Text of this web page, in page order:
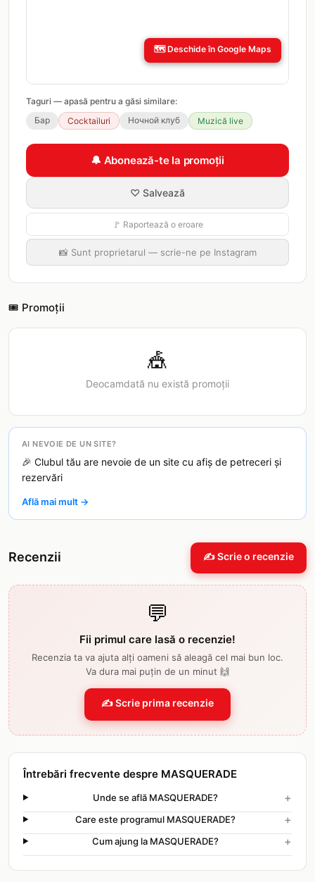
🗺️Deschide în Google Maps
Taguri — apasă pentru a găsi similare:
Бар
Cocktailuri Ночной клуб Muzică live
🔔 Abonează-te la promoții
♡ Salvează
🚩 Raportează o eroare
📸 Sunt proprietarul — scrie-ne pe Instagram
🎟️ Promoții
🎪
Deocamdată nu există promoții
AI NEVOIE DE UN SITE?
🎉 Clubul tău are nevoie de un site cu afiș de petreceri și
rezervări
Află mai mult →
Recenzii ✍️ Scrie o recenzie
💬
Fii primul care lasă o recenzie!
Recenzia ta va ajuta alți oameni să aleagă cel mai bun loc.
Va dura mai puțin de un minut 🙌
✍️ Scrie prima recenzie
Întrebări frecvente despre MASQUERADE
Unde se află MASQUERADE? +
Care este programul MASQUERADE? +
Cum ajung la MASQUERADE? +